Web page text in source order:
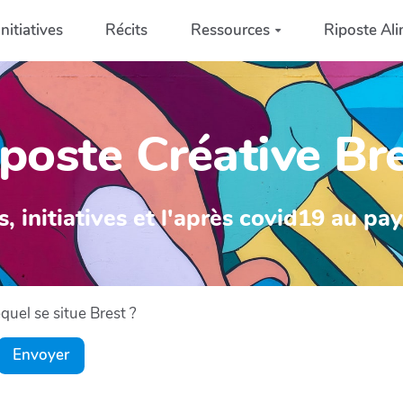
Récits Ressources Riposte
Créative
initiatives et l'après covid19 au
se situe Brest ?
Envoyer